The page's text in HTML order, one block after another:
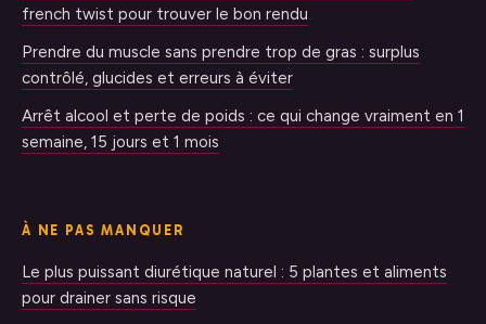
french twist pour trouver le bon rendu
Prendre du muscle sans prendre trop de gras : surplus
contrôlé, glucides et erreurs à éviter
Arrêt alcool et perte de poids : ce qui change vraiment en 1
semaine, 15 jours et 1 mois
À NE PAS MANQUER
Le plus puissant diurétique naturel : 5 plantes et aliments
pour drainer sans risque